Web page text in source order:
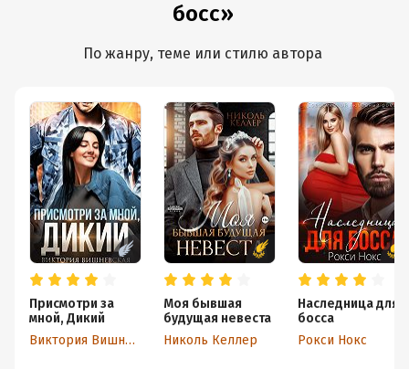
босс»
По жанру, теме или стилю автора
Присмотри за
мной, Дикий
Виктория Вишневская
Моя бывшая
будущая невеста
Николь Келлер
Наследница для
босса
Рокси Нокс